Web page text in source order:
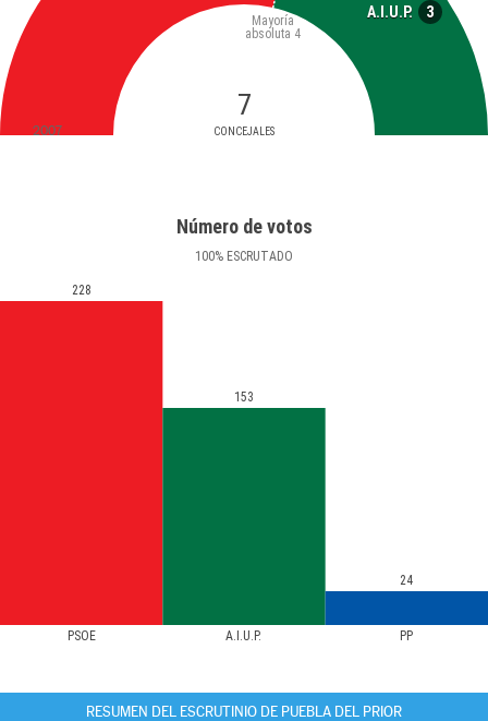
A.I.U.P. 3
7
CONCEJALES
Mayoría
absoluta 4
2007
Número de votos
100% ESCRUTADO
PSOE A.I.U.P. PP
228
153
24
RESUMEN DEL ESCRUTINIO DE PUEBLA DEL PRIOR